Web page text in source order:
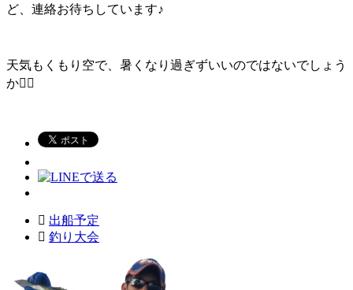
ど、連絡お待ちしています♪
天気もくもり空で、暑くなり過ぎずいいのではないでしょう
か🙆‍♂️
出船予定
釣り大会